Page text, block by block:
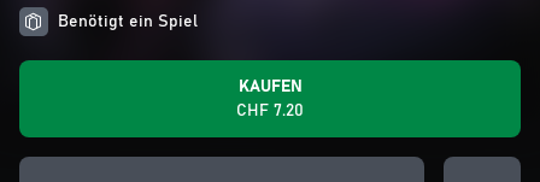
Benötigt ein Spiel
KAUFEN
CHF 7.20